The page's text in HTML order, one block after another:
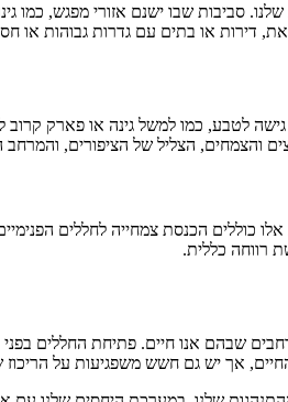
סביבות שבו ישנם אזורי מפגש, כמו
או בתים עם גדרות גבוהות או
לטבע, כמו למשל גינה או פארק קרוב
והצמחים, הצליל של הציפורים,
כוללים הכנסת צמחייה לחללים
רווחה כללית.
שבהם אנו חיים. פתיחת החללים
אך יש גם חשש משפגיעות על